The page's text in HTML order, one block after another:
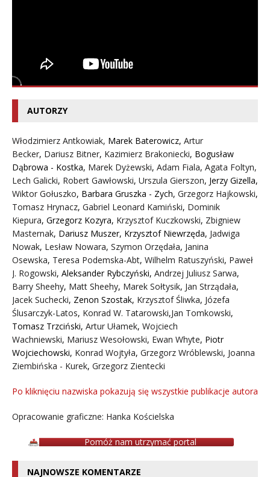
AUTORZY
Włodzimierz Antkowiak, Marek Baterowicz, Artur
Becker, Dariusz Bitner, Kazimierz Brakoniecki, Bogusław
Dąbrowa - Kostka, Marek Dyżewski, Adam Fiala, Agata Foltyn,
Lech Galicki, Robert Gawłowski, Urszula Gierszon, Jerzy Gizella,
Wiktor Gołuszko, Barbara Gruszka - Zych, Grzegorz Hajkowski,
Tomasz Hrynacz, Gabriel Leonard Kamiński, Dominik
Kiepura, Grzegorz Kozyra, Krzysztof Kuczkowski, Zbigniew
Masternak, Dariusz Muszer, Krzysztof Niewrzęda, Jadwiga
Nowak, Lesław Nowara, Szymon Orzędała, Janina
Osewska, Teresa Podemska-Abt, Wilhelm Ratuszyński, Paweł
J. Rogowski, Aleksander Rybczyński, Andrzej Juliusz Sarwa,
Barry Sheehy, Matt Sheehy, Marek Sołtysik, Jan Strządała,
Jacek Suchecki, Zenon Szostak, Krzysztof Śliwka, Józefa
Ślusarczyk-Latos, Konrad W. Tatarowski,Jan Tomkowski,
Tomasz Trzciński, Artur Ułamek, Wojciech
Wachniewski, Mariusz Wesołowski, Ewan Whyte, Piotr
Wojciechowski, Konrad Wojtyła, Grzegorz Wróblewski, Joanna
Ziembińska - Kurek, Grzegorz Zientecki
Po kliknięciu nazwiska pokazują się wszystkie publikacje autora
Opracowanie graficzne: Hanka Kościelska
Pomóż nam utrzymać portal
NAJNOWSZE KOMENTARZE